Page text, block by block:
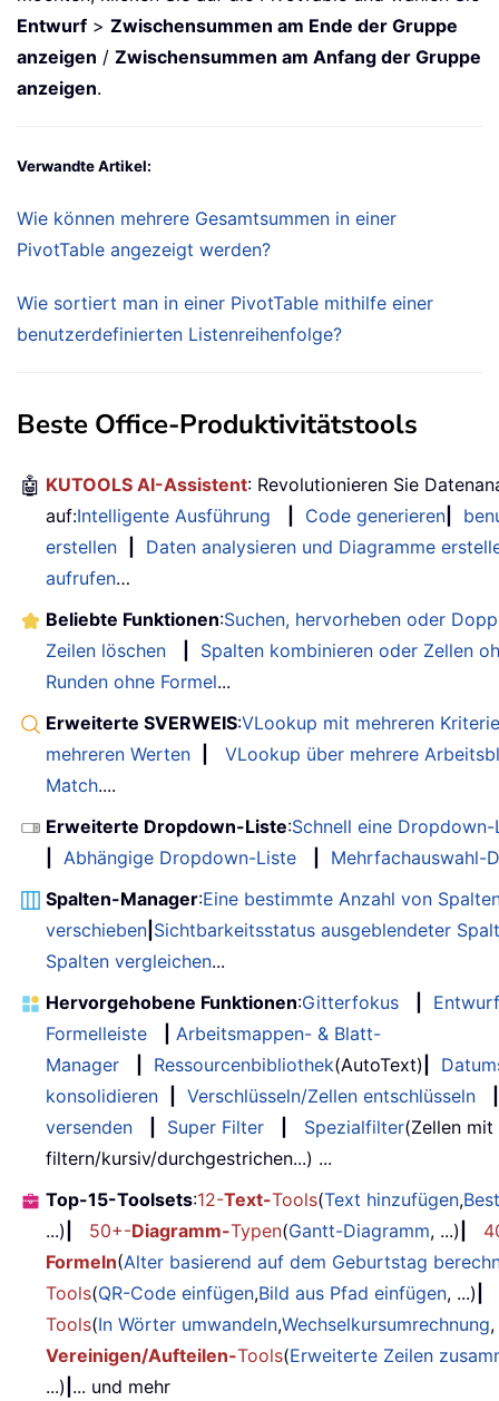
Entwurf > Zwischensummen am Ende der Gruppe
anzeigen / Zwischensummen am Anfang der Gruppe
anzeigen.
Verwandte Artikel:
Wie können mehrere Gesamtsummen in einer
PivotTable angezeigt werden?
Wie sortiert man in einer PivotTable mithilfe einer
benutzerdefinierten Listenreihenfolge?
Beste Office-Produktivitätstools
🤖 KUTOOLS AI-Assistent: Revolutionieren Sie
auf:Intelligente Ausführung Code generieren
erstellen
Daten analysieren und Diagramme
aufrufen…
Beliebte Funktionen:Suchen, hervorheben oder
Zeilen löschen
Spalten kombinieren oder Zellen
Runden ohne Formel...
Erweiterte SVERWEIS:VLookup mit mehreren
mehreren Werten
VLookup über mehrere
Match....
Erweiterte Dropdown-Liste:Schnell eine
Abhängige Dropdown-Liste
Mehrfachauswahl-
Spalten-Manager:Eine bestimmte Anzahl von
verschieben Sichtbarkeitsstatus ausgeblendeter
Spalten vergleichen...
Hervorgehobene Funktionen:Gitterfokus
Entwurf
Formelleiste
Arbeitsmappen- & Blatt-
Manager
Ressourcenbibliothek(AutoText)
konsolidieren
Verschlüsseln/Zellen entschlüsseln
versenden
Super Filter Spezialfilter(Zellen
filtern/kursiv/durchgestrichen...) ...
Top-15-Toolsets:12-Text-Tools(Text hinzufügen,
...)
50+-Diagramm-Typen(Gantt-Diagramm, ...)
Formeln(Alter basierend auf dem Geburtstag
Tools(QR-Code einfügen,Bild aus Pfad einfügen, ...)
Tools(In Wörter umwandeln,Wechselkursumrechnung
Vereinigen/Aufteilen-Tools(Erweiterte Zeilen
...) ... und mehr